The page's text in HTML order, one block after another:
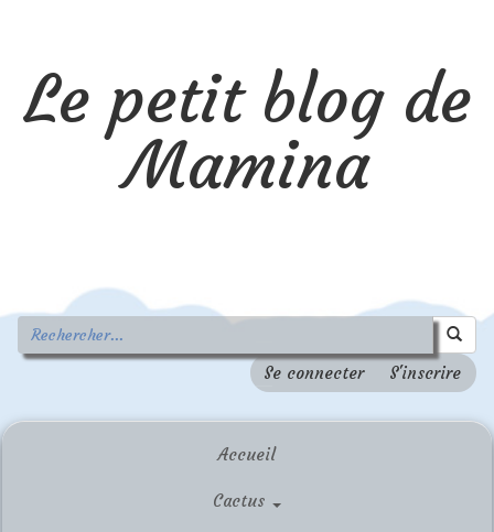
Le petit blog de
Mamina
Se connecter S'inscrire
Accueil
Cactus